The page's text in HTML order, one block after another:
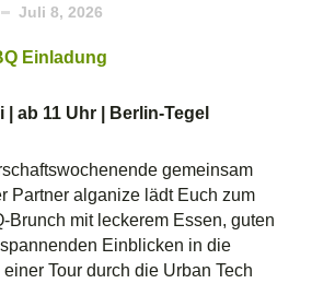
Juli 8, 2026
Einladung
ab 11 Uhr | Berlin-Tegel
gemeinsam
Partner alganize lädt Euch zum
Brunch mit leckerem Essen, guten
Einblicken in die
Tour durch die Urban Tech